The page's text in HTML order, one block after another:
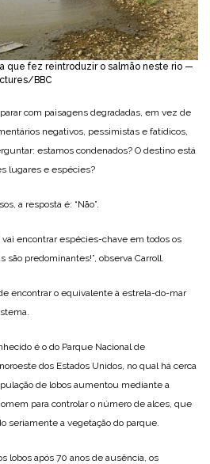
que fez reintroduzir o salmão neste rio —
BBC
com paisagens degradadas, em vez de
negativos, pessimistas e fatídicos,
estamos condenados? O destino está
lugares e espécies?
a resposta é: “Não”.
vai encontrar espécies-chave em todos os
são predominantes!”, observa Carroll.
encontrar o equivalente à estrela-do-mar
é o do Parque Nacional de
dos Estados Unidos, no qual há cerca
de lobos aumentou mediante a
para controlar o número de alces, que
seriamente a vegetação do parque.
lobos após 70 anos de ausência, os